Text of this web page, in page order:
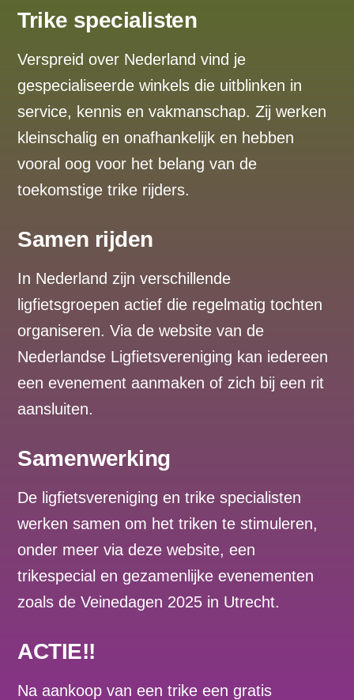
Trike specialisten
Verspreid over Nederland vind je
gespecialiseerde winkels die uitblinken in
service, kennis en vakmanschap. Zij werken
kleinschalig en onafhankelijk en hebben
vooral oog voor het belang van de
toekomstige trike rijders.
Samen rijden
In Nederland zijn verschillende
ligfietsgroepen actief die regelmatig tochten
organiseren. Via de website van de
Nederlandse Ligfietsvereniging kan iedereen
een evenement aanmaken of zich bij een rit
aansluiten.
Samenwerking
De ligfietsvereniging en trike specialisten
werken samen om het triken te stimuleren,
onder meer via deze website, een
trikespecial en gezamenlijke evenementen
zoals de Veinedagen 2025 in Utrecht.
ACTIE!!
Na aankoop van een trike een gratis